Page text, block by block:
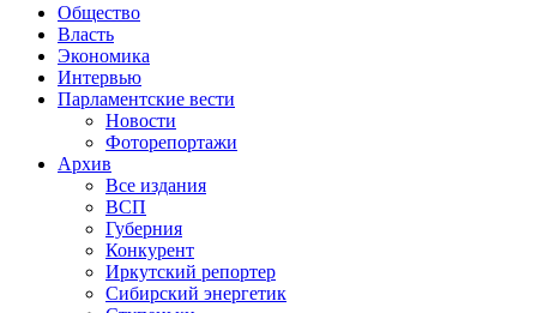
Общество
Власть
Экономика
Интервью
Парламентские вести
Новости
Фоторепортажи
Архив
Все издания
ВСП
Губерния
Конкурент
Иркутский репортер
Сибирский энергетик